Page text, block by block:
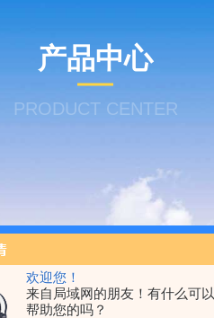
欢迎您！
来自局域网的朋友！有什么可以
帮助您的吗？
产品中心
PRODUCT CENTER